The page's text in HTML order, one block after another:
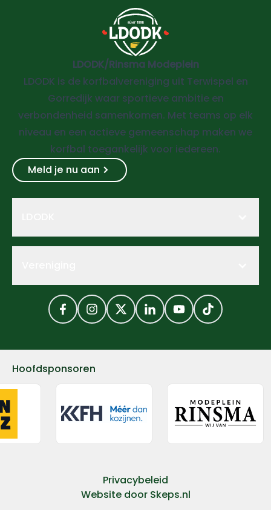
LDODK/Rinsma Modeplein
LDODK is de korfbalvereniging uit Terwispel en
Gorredijk waar sportieve ambitie en
verbondenheid samenkomen. Met teams op elk
niveau en een actieve gemeenschap maken we
korfbal toegankelijk voor iedereen.
Meld je nu aan
FacebookInstagram
TwitterLinkedInYouTubeTikTok
Hoofdsponsoren
Privacybeleid
Website door Skeps.nl